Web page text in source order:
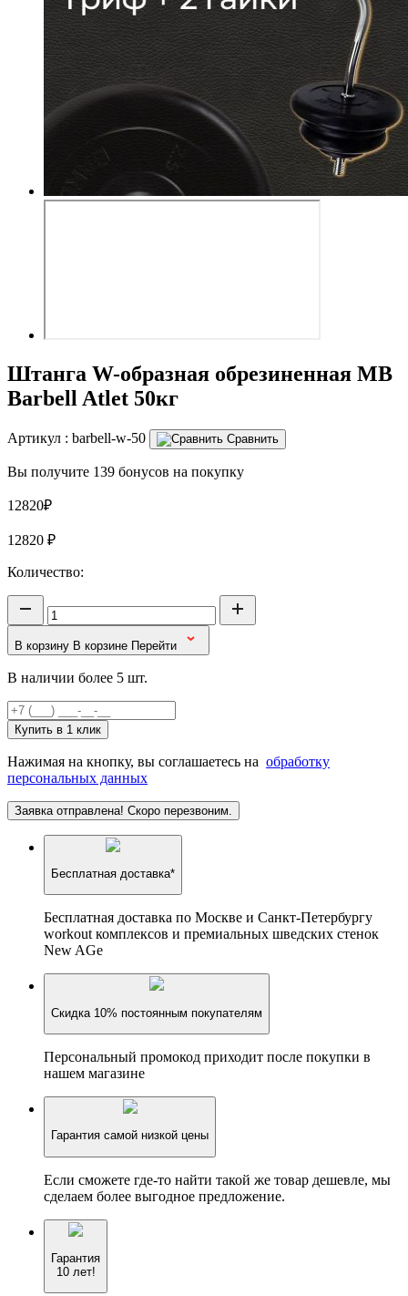
Штанга W-образная обрезиненная MB
Barbell Atlet 50кг
Артикул : barbell-w-50 Сравнить
Вы получите 139 бонусов на покупку
12820₽
12820 ₽
Количество:
В корзину В корзине Перейти
В наличии более 5 шт.
Купить в 1 клик
Нажимая на кнопку, вы соглашаетесь на обработку
персональных данных
Заявка отправлена! Скоро перезвоним.
Бесплатная доставка*
Бесплатная доставка по Москве и Санкт-Петербургу
workout комплексов и премиальных шведских стенок
New AGe
Скидка 10% постоянным покупателям
Персональный промокод приходит после покупки в
нашем магазине
Гарантия самой низкой цены
Если сможете где-то найти такой же товар дешевле, мы
сделаем более выгодное предложение.
Гарантия
10 лет!